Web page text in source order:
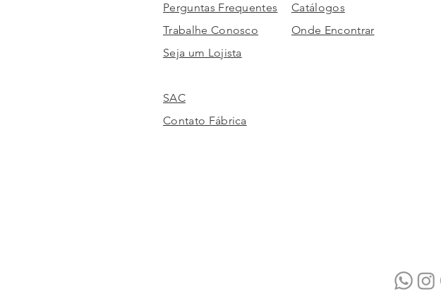
Perguntas Frequentes
Trabalhe Conosco
Seja um Lojista
SAC
Contato Fábrica
Catálogos
Onde Encontrar